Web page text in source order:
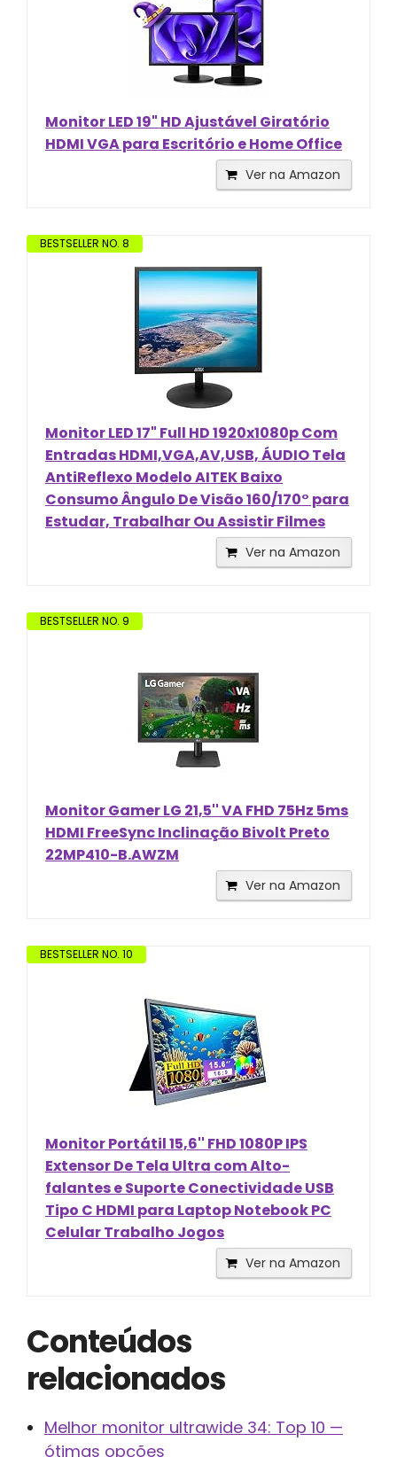
Monitor LED 19" HD Ajustável Giratório
HDMI VGA para Escritório e Home Office
Ver na Amazon
BESTSELLER NO. 8
Monitor LED 17" Full HD 1920x1080p Com
Entradas HDMI,VGA,AV,USB, ÁUDIO Tela
AntiReflexo Modelo AITEK Baixo
Consumo Ângulo De Visão 160/170° para
Estudar, Trabalhar Ou Assistir Filmes
Ver na Amazon
BESTSELLER NO. 9
Monitor Gamer LG 21,5'' VA FHD 75Hz 5ms
HDMI FreeSync Inclinação Bivolt Preto
22MP410-B.AWZM
Ver na Amazon
BESTSELLER NO. 10
Monitor Portátil 15,6'' FHD 1080P IPS
Extensor De Tela Ultra com Alto-
falantes e Suporte Conectividade USB
Tipo C HDMI para Laptop Notebook PC
Celular Trabalho Jogos
Ver na Amazon
Conteúdos
relacionados
Melhor monitor ultrawide 34: Top 10 —
ótimas opções